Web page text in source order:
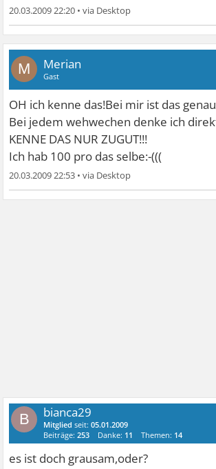
20.03.2009 22:20 •
M Merian
Gast
OH ich kenne das!Bei mir ist das
Bei jedem wehwechen denke ich
KENNE DAS NUR ZUGUT!!!
Ich hab 100 pro das selbe:-(((
20.03.2009 22:53 •
B bianca29
Mitglied seit:05.01.2009
Beiträge:253 Danke: 11 Themen: 14
es ist doch grausam,oder?